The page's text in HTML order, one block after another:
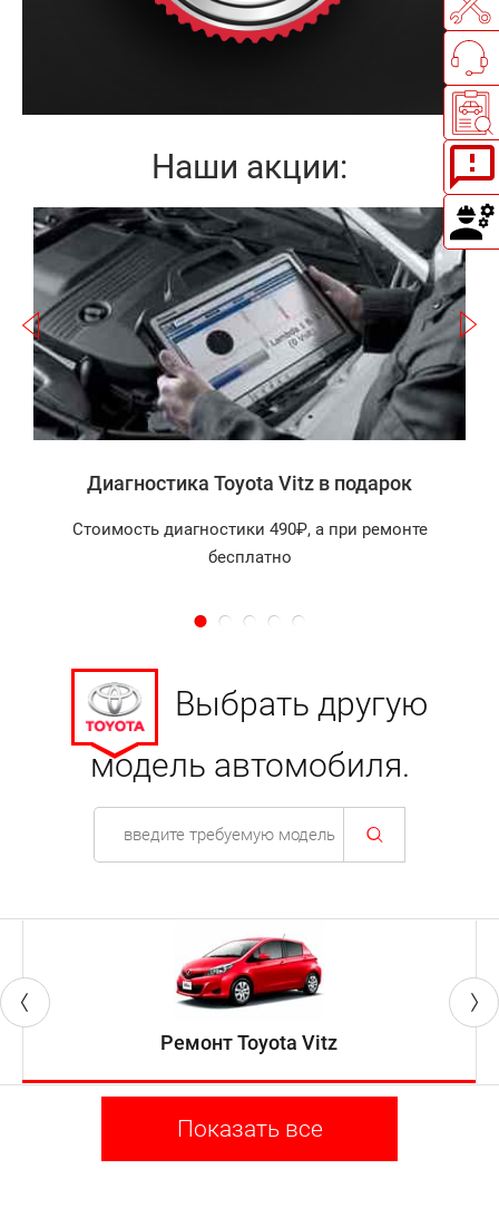
Наши акции:
Записаться
Диагностика Toyota Vitz в подарок
Стоимость диагностики 490₽, а при ремонте
бесплатно
Выбрать другую
модель автомобиля.
Ремонт Toyota Vitz
Показать все